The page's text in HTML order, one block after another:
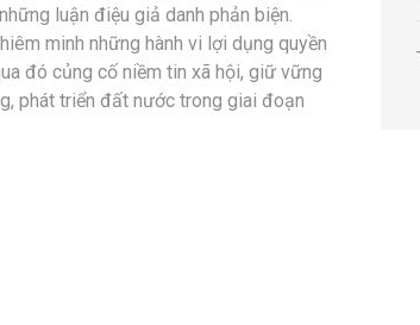
luận điệu giả danh phản biện.
minh những hành vi lợi dụng quyền
đó củng cố niềm tin xã hội, giữ vững
phát triển đất nước trong giai đoạn